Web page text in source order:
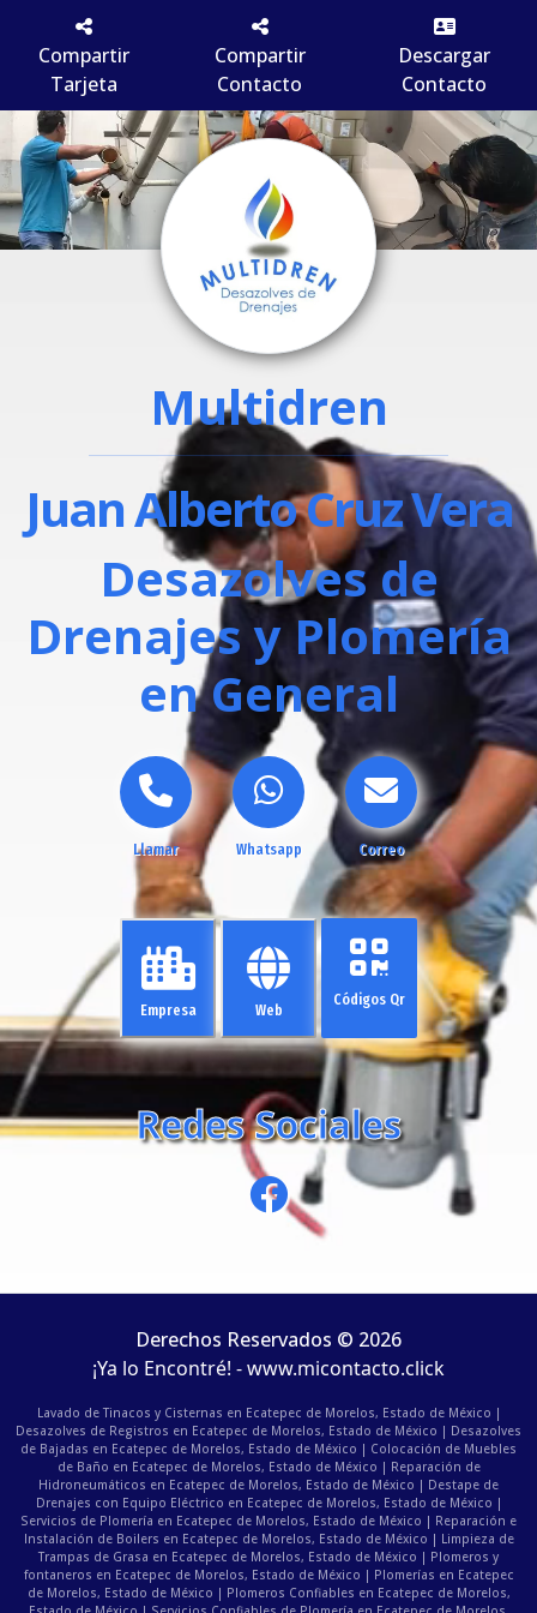
Compartir
Tarjeta
Compartir
Contacto
Descargar
Contacto
Multidren
Juan Alberto Cruz Vera
Desazolves de
Drenajes y Plomería
en General
Llamar Whatsapp Correo
Empresa Web
Códigos Qr
Redes Sociales
Derechos Reservados © 2026
¡Ya lo Encontré! - www.micontacto.click
Lavado de Tinacos y Cisternas en Ecatepec de Morelos, Estado de México |
Desazolves de Registros en Ecatepec de Morelos, Estado de México | Desazolves
de Bajadas en Ecatepec de Morelos, Estado de México | Colocación de Muebles
de Baño en Ecatepec de Morelos, Estado de México | Reparación de
Hidroneumáticos en Ecatepec de Morelos, Estado de México | Destape de
Drenajes con Equipo Eléctrico en Ecatepec de Morelos, Estado de México |
Servicios de Plomería en Ecatepec de Morelos, Estado de México | Reparación e
Instalación de Boilers en Ecatepec de Morelos, Estado de México | Limpieza de
Trampas de Grasa en Ecatepec de Morelos, Estado de México | Plomeros y
fontaneros en Ecatepec de Morelos, Estado de México | Plomerías en Ecatepec
de Morelos, Estado de México | Plomeros Confiables en Ecatepec de Morelos,